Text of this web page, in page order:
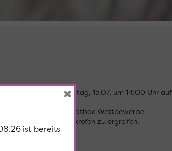
am Dienstag, 15.07. um 14:00 Uhr auf
a cappella und Beatbox Wettbewerbe
selbst das Mikrofon zu ergreifen.
ist bereits
×